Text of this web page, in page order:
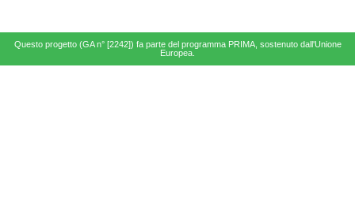
Questo progetto (GA n° [2242]) fa parte del programma PRIMA, sostenuto dall'Unione
Europea.